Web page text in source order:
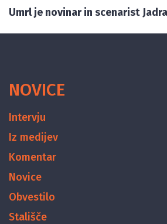
Umrl je novinar in scenarist
NOVICE
Intervju
Iz medijev
Komentar
Novice
Obvestilo
Stališče